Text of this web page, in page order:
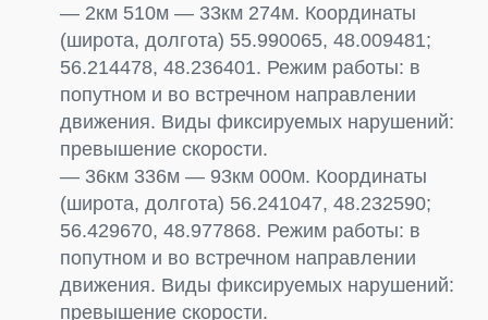
— 2км 510м — 33км 274м. Координаты
(широта, долгота) 55.990065, 48.009481;
56.214478, 48.236401. Режим работы: в
попутном и во встречном направлении
движения. Виды фиксируемых нарушений:
превышение скорости.
— 36км 336м — 93км 000м. Координаты
(широта, долгота) 56.241047, 48.232590;
56.429670, 48.977868. Режим работы: в
попутном и во встречном направлении
движения. Виды фиксируемых нарушений:
превышение скорости.